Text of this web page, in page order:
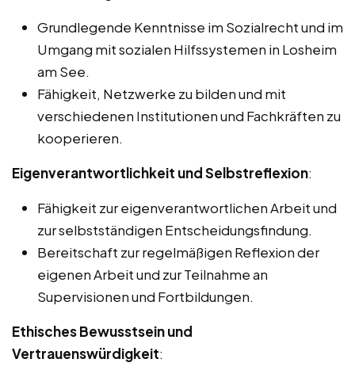
Grundlegende Kenntnisse im Sozialrecht und im
Umgang mit sozialen Hilfssystemen in Losheim
am See.
Fähigkeit, Netzwerke zu bilden und mit
verschiedenen Institutionen und Fachkräften zu
kooperieren.
Eigenverantwortlichkeit und Selbstreflexion:
Fähigkeit zur eigenverantwortlichen Arbeit und
zur selbstständigen Entscheidungsfindung.
Bereitschaft zur regelmäßigen Reflexion der
eigenen Arbeit und zur Teilnahme an
Supervisionen und Fortbildungen.
Ethisches Bewusstsein und
Vertrauenswürdigkeit: